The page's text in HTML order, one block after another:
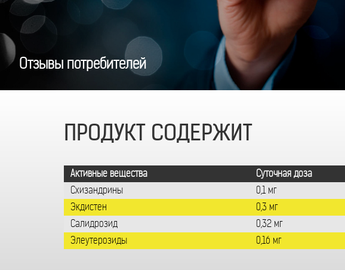
Отзывы потребителей
ПРОДУКТ СОДЕРЖИТ
Активные вещества
Суточная доза
Схизандрины
0,1 мг
Экдистен
0,3 мг
Салидрозид
0,32 мг
Элеутерозиды
0,16 мг